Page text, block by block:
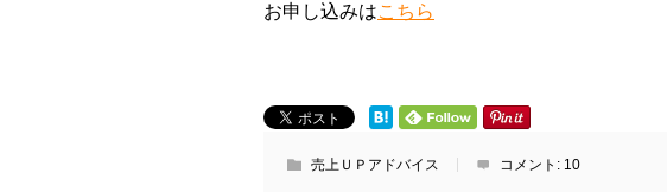
お申し込みはこちら
売上ＵＰアドバイス コメント: 10